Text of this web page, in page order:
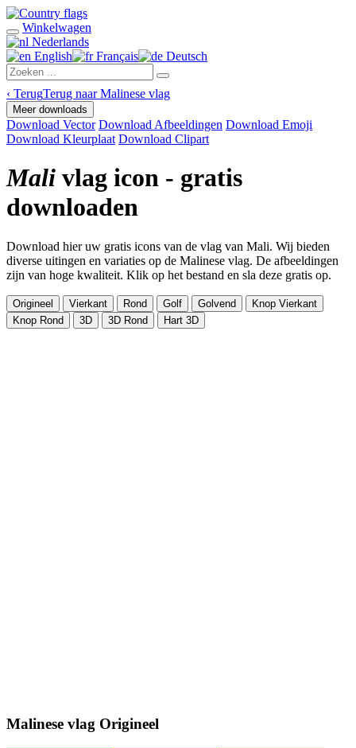
Winkelwagen
Nederlands
English
Français Deutsch
‹ TerugTerug naar Malinese vlag
Meer downloads
Download Vector Download Afbeeldingen Download Emoji
Download Kleurplaat Download Clipart
Mali vlag icon - gratis
downloaden
Download hier uw gratis icons van de vlag van Mali. Wij bieden
diverse uitingen en variaties op de Malinese vlag. De afbeeldingen
zijn van hoge kwaliteit. Klik op het bestand en sla deze gratis op.
Origineel Vierkant Rond Golf Golvend
Knop Vierkant
Knop Rond
3D 3D Rond Hart 3D
Malinese vlag Origineel